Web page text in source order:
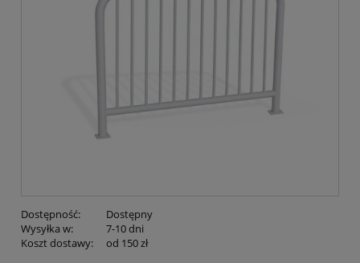
Dostępność:
Dostępny
Wysyłka w:
7-10 dni
Koszt dostawy:
od 150 zł